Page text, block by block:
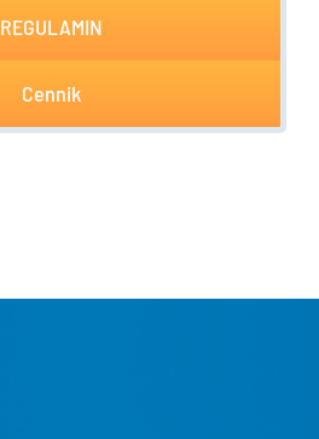
REGULAMIN
Cennik